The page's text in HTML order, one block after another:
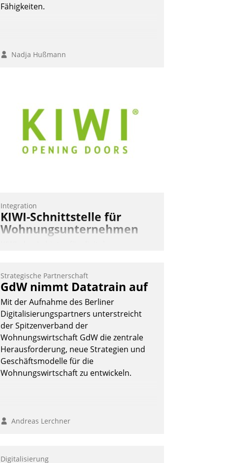
Fähigkeiten.
Nadja Hußmann
Integration
KIWI-Schnittstelle für
Wohnungsunternehmen
Softwareentwicklungshaus Datatrain.
Andreas Lerchner
Strategische Partnerschaft
GdW nimmt Datatrain auf
Mit der Aufnahme des Berliner
Digitalisierungspartners unterstreicht
der Spitzenverband der
Wohnungswirtschaft GdW die zentrale
Herausforderung, neue Strategien und
Geschäftsmodelle für die
Wohnungswirtschaft zu entwickeln.
Andreas Lerchner
Digitalisierung